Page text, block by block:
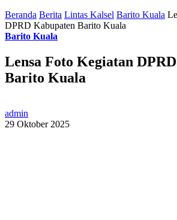
Beranda Berita Lintas Kalsel Barito Kuala
DPRD Kabupaten Barito Kuala
Barito Kuala
Lensa Foto Kegiatan
Barito Kuala
admin
29 Oktober 2025